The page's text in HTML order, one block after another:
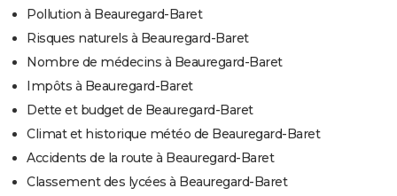
Pollution à Beauregard-Baret
Risques naturels à Beauregard-Baret
Nombre de médecins à Beauregard-Baret
Impôts à Beauregard-Baret
Dette et budget de Beauregard-Baret
Climat et historique météo de Beauregard-Baret
Accidents de la route à Beauregard-Baret
Classement des lycées à Beauregard-Baret